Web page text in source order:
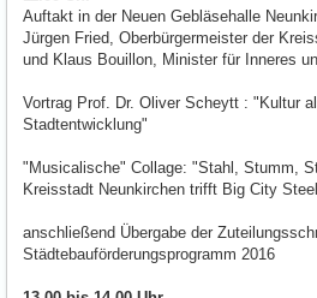
Auftakt in der Neuen Gebläsehalle
Jürgen Fried, Oberbürgermeister der
und Klaus Bouillon, Minister für Inneres
Vortrag Prof. Dr. Oliver Scheytt : "Kultur
Stadtentwicklung"
"Musicalische" Collage: "Stahl, Stumm,
Kreisstadt Neunkirchen trifft Big City Steel
anschließend Übergabe der
Städtebauförderungsprogramm 2016